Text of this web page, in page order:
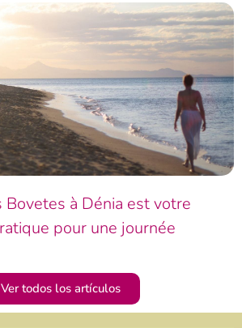
Bovetes à Dénia est votre
pour une journée
Ver todos los artículos